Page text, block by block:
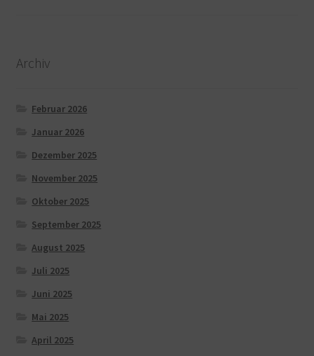
Archiv
Februar 2026
Januar 2026
Dezember 2025
November 2025
Oktober 2025
September 2025
August 2025
Juli 2025
Juni 2025
Mai 2025
April 2025